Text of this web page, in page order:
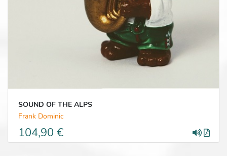
SOUND OF THE ALPS
Frank Dominic
104,90 €